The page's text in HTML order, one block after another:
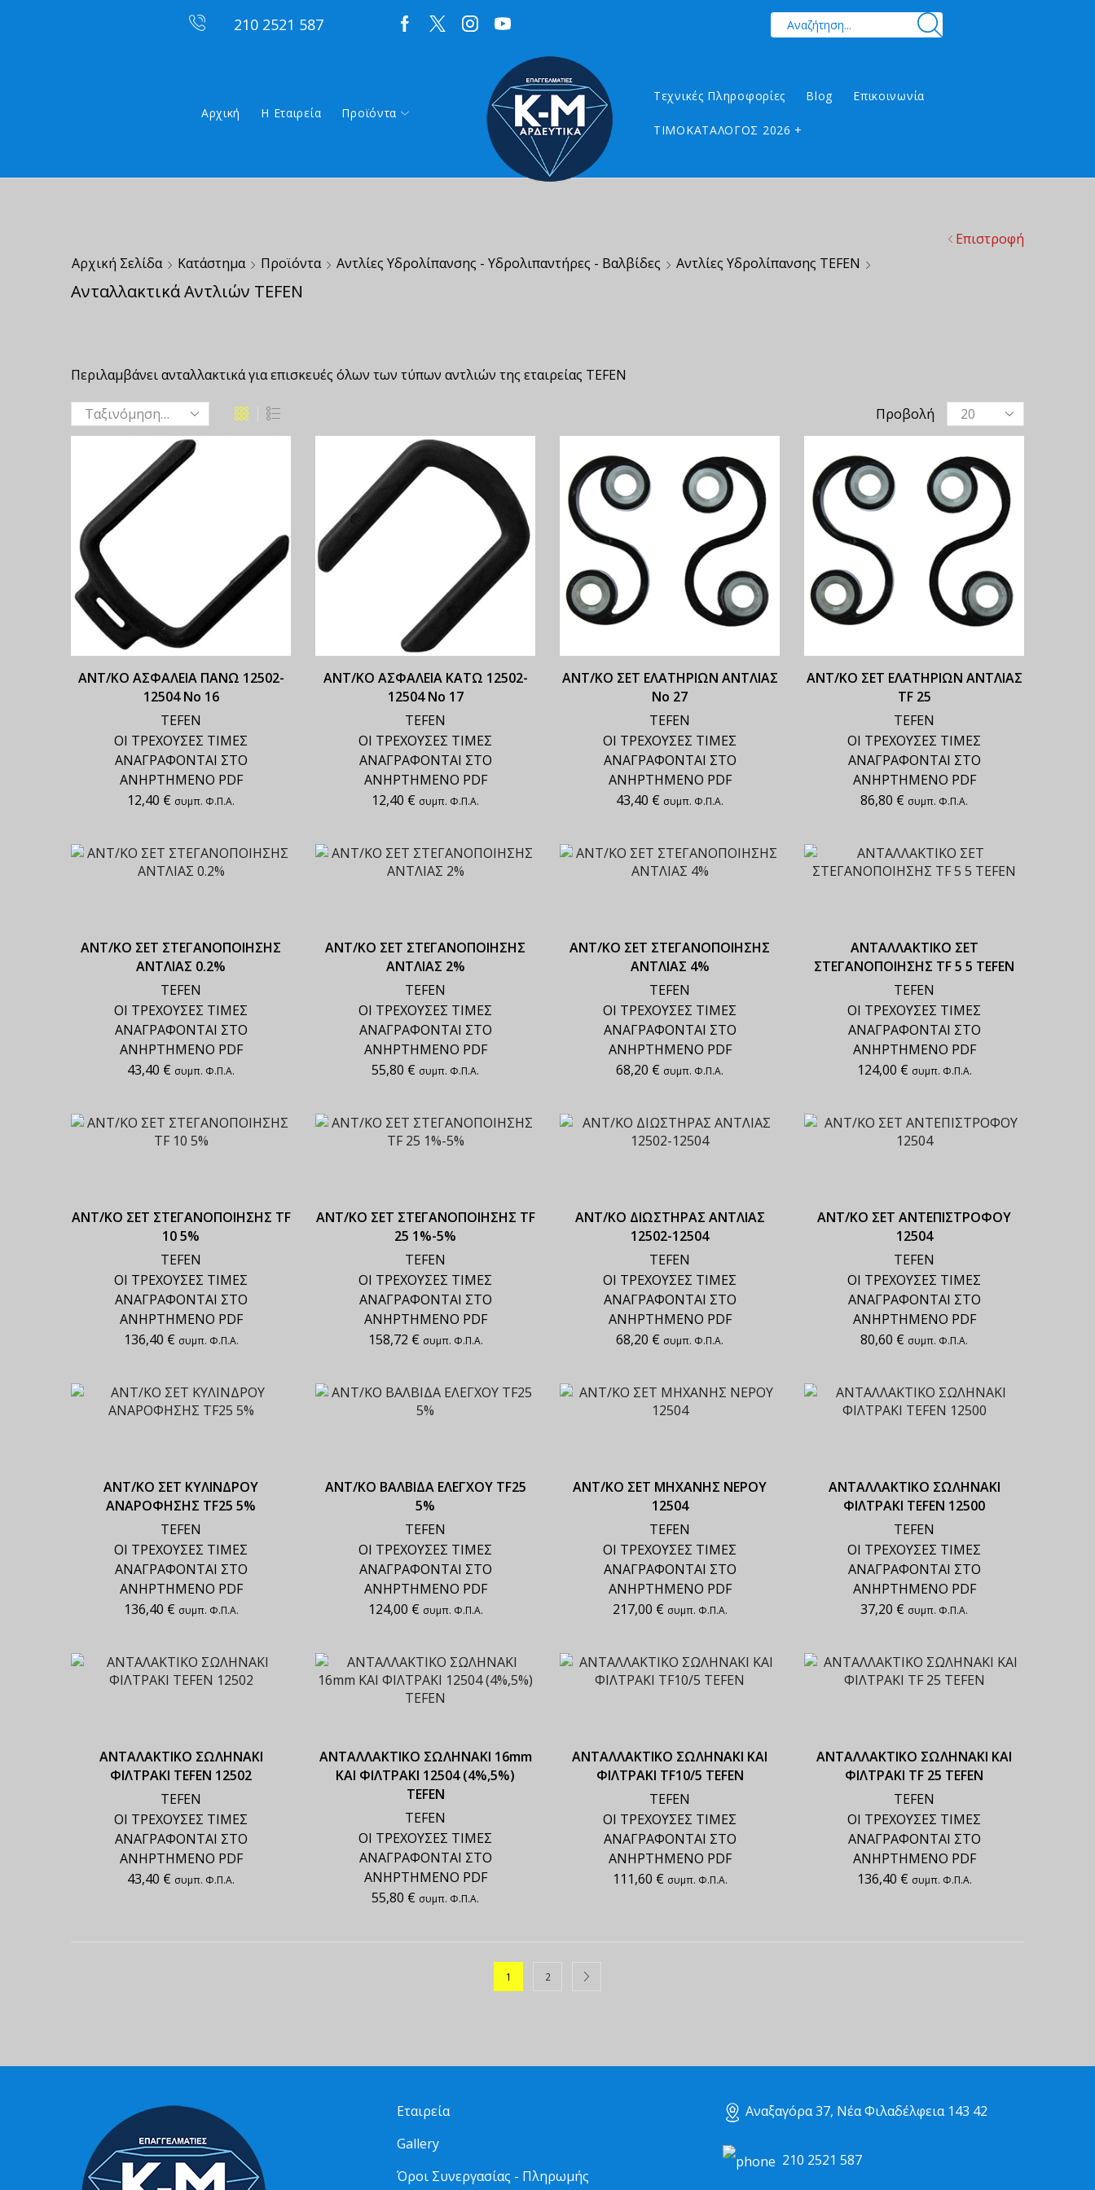
210 2521 587
Αρχική Η Εταιρεία Προϊόντα
Τεχνικές Πληροφορίες Blog Επικοινωνία
ΤΙΜΟΚΑΤΑΛΟΓΟΣ 2026 +
Αρχική Σελίδα Κατάστημα Προϊόντα Αντλίες Υδρολίπανσης - Υδρολιπαντήρες - Βαλβίδες Αντλίες Υδρολίπανσης TEFEN
Ανταλλακτικά Αντλιών TEFEN
Επιστροφή
Περιλαμβάνει ανταλλακτικά για επισκευές όλων των τύπων αντλιών της εταιρείας TEFEN
Προβολή
ΑΝΤ/ΚΟ ΑΣΦΑΛΕΙΑ ΠΑΝΩ 12502-
12504 Νο 16
TEFEN
ΟΙ ΤΡΕΧΟΥΣΕΣ ΤΙΜΕΣ
ΑΝΑΓΡΑΦΟΝΤΑΙ ΣΤΟ
ΑΝΗΡΤΗΜΕΝΟ PDF
12,40 € συμπ. Φ.Π.Α.
ΑΝΤ/ΚΟ ΑΣΦΑΛΕΙΑ ΚΑΤΩ 12502-
12504 Νο 17
TEFEN
ΟΙ ΤΡΕΧΟΥΣΕΣ ΤΙΜΕΣ
ΑΝΑΓΡΑΦΟΝΤΑΙ ΣΤΟ
ΑΝΗΡΤΗΜΕΝΟ PDF
12,40 € συμπ. Φ.Π.Α.
ΑΝΤ/ΚΟ ΣΕΤ ΕΛΑΤΗΡΙΩΝ ΑΝΤΛΙΑΣ
Νο 27
TEFEN
ΟΙ ΤΡΕΧΟΥΣΕΣ ΤΙΜΕΣ
ΑΝΑΓΡΑΦΟΝΤΑΙ ΣΤΟ
ΑΝΗΡΤΗΜΕΝΟ PDF
43,40 € συμπ. Φ.Π.Α.
ΑΝΤ/ΚΟ ΣΕΤ ΕΛΑΤΗΡΙΩΝ ΑΝΤΛΙΑΣ
TF 25
TEFEN
ΟΙ ΤΡΕΧΟΥΣΕΣ ΤΙΜΕΣ
ΑΝΑΓΡΑΦΟΝΤΑΙ ΣΤΟ
ΑΝΗΡΤΗΜΕΝΟ PDF
86,80 € συμπ. Φ.Π.Α.
ΑΝΤ/ΚΟ ΣΕΤ ΣΤΕΓΑΝΟΠΟΙΗΣΗΣ
ΑΝΤΛΙΑΣ 0.2%
TEFEN
ΟΙ ΤΡΕΧΟΥΣΕΣ ΤΙΜΕΣ
ΑΝΑΓΡΑΦΟΝΤΑΙ ΣΤΟ
ΑΝΗΡΤΗΜΕΝΟ PDF
43,40 € συμπ. Φ.Π.Α.
ΑΝΤ/ΚΟ ΣΕΤ ΣΤΕΓΑΝΟΠΟΙΗΣΗΣ
ΑΝΤΛΙΑΣ 2%
TEFEN
ΟΙ ΤΡΕΧΟΥΣΕΣ ΤΙΜΕΣ
ΑΝΑΓΡΑΦΟΝΤΑΙ ΣΤΟ
ΑΝΗΡΤΗΜΕΝΟ PDF
55,80 € συμπ. Φ.Π.Α.
ΑΝΤ/ΚΟ ΣΕΤ ΣΤΕΓΑΝΟΠΟΙΗΣΗΣ
ΑΝΤΛΙΑΣ 4%
TEFEN
ΟΙ ΤΡΕΧΟΥΣΕΣ ΤΙΜΕΣ
ΑΝΑΓΡΑΦΟΝΤΑΙ ΣΤΟ
ΑΝΗΡΤΗΜΕΝΟ PDF
68,20 € συμπ. Φ.Π.Α.
ΑΝΤΑΛΛΑΚΤΙΚΟ ΣΕΤ
ΣΤΕΓΑΝΟΠΟΙΗΣΗΣ TF 5 5 TEFEN
TEFEN
ΟΙ ΤΡΕΧΟΥΣΕΣ ΤΙΜΕΣ
ΑΝΑΓΡΑΦΟΝΤΑΙ ΣΤΟ
ΑΝΗΡΤΗΜΕΝΟ PDF
124,00 € συμπ. Φ.Π.Α.
ΑΝΤ/ΚΟ ΣΕΤ ΣΤΕΓΑΝΟΠΟΙΗΣΗΣ TF
10 5%
TEFEN
ΟΙ ΤΡΕΧΟΥΣΕΣ ΤΙΜΕΣ
ΑΝΑΓΡΑΦΟΝΤΑΙ ΣΤΟ
ΑΝΗΡΤΗΜΕΝΟ PDF
136,40 € συμπ. Φ.Π.Α.
ΑΝΤ/ΚΟ ΣΕΤ ΣΤΕΓΑΝΟΠΟΙΗΣΗΣ TF
25 1%-5%
TEFEN
ΟΙ ΤΡΕΧΟΥΣΕΣ ΤΙΜΕΣ
ΑΝΑΓΡΑΦΟΝΤΑΙ ΣΤΟ
ΑΝΗΡΤΗΜΕΝΟ PDF
158,72 € συμπ. Φ.Π.Α.
ΑΝΤ/ΚΟ ΔΙΩΣΤΗΡΑΣ ΑΝΤΛΙΑΣ
12502-12504
TEFEN
ΟΙ ΤΡΕΧΟΥΣΕΣ ΤΙΜΕΣ
ΑΝΑΓΡΑΦΟΝΤΑΙ ΣΤΟ
ΑΝΗΡΤΗΜΕΝΟ PDF
68,20 € συμπ. Φ.Π.Α.
ΑΝΤ/ΚΟ ΣΕΤ ΑΝΤΕΠΙΣΤΡΟΦΟΥ
12504
TEFEN
ΟΙ ΤΡΕΧΟΥΣΕΣ ΤΙΜΕΣ
ΑΝΑΓΡΑΦΟΝΤΑΙ ΣΤΟ
ΑΝΗΡΤΗΜΕΝΟ PDF
80,60 € συμπ. Φ.Π.Α.
ΑΝΤ/ΚΟ ΣΕΤ ΚΥΛΙΝΔΡΟΥ
ΑΝΑΡΟΦΗΣΗΣ TF25 5%
TEFEN
ΟΙ ΤΡΕΧΟΥΣΕΣ ΤΙΜΕΣ
ΑΝΑΓΡΑΦΟΝΤΑΙ ΣΤΟ
ΑΝΗΡΤΗΜΕΝΟ PDF
136,40 € συμπ. Φ.Π.Α.
ΑΝΤ/ΚΟ ΒΑΛΒΙΔΑ ΕΛΕΓΧΟΥ TF25
5%
TEFEN
ΟΙ ΤΡΕΧΟΥΣΕΣ ΤΙΜΕΣ
ΑΝΑΓΡΑΦΟΝΤΑΙ ΣΤΟ
ΑΝΗΡΤΗΜΕΝΟ PDF
124,00 € συμπ. Φ.Π.Α.
ΑΝΤ/ΚΟ ΣΕΤ ΜΗΧΑΝΗΣ ΝΕΡΟΥ
12504
TEFEN
ΟΙ ΤΡΕΧΟΥΣΕΣ ΤΙΜΕΣ
ΑΝΑΓΡΑΦΟΝΤΑΙ ΣΤΟ
ΑΝΗΡΤΗΜΕΝΟ PDF
217,00 € συμπ. Φ.Π.Α.
ΑΝΤΑΛΛΑΚΤΙΚΟ ΣΩΛΗΝΑΚΙ
ΦΙΛΤΡΑΚΙ TEFEN 12500
TEFEN
ΟΙ ΤΡΕΧΟΥΣΕΣ ΤΙΜΕΣ
ΑΝΑΓΡΑΦΟΝΤΑΙ ΣΤΟ
ΑΝΗΡΤΗΜΕΝΟ PDF
37,20 € συμπ. Φ.Π.Α.
ΑΝΤΑΛΑΚΤΙΚΟ ΣΩΛΗΝΑΚΙ
ΦΙΛΤΡΑΚΙ TEFEN 12502
TEFEN
ΟΙ ΤΡΕΧΟΥΣΕΣ ΤΙΜΕΣ
ΑΝΑΓΡΑΦΟΝΤΑΙ ΣΤΟ
ΑΝΗΡΤΗΜΕΝΟ PDF
43,40 € συμπ. Φ.Π.Α.
ΑΝΤΑΛΛΑΚΤΙΚΟ ΣΩΛΗΝΑΚΙ 16mm
ΚΑΙ ΦΙΛΤΡΑΚΙ 12504 (4%,5%)
TEFEN
TEFEN
ΟΙ ΤΡΕΧΟΥΣΕΣ ΤΙΜΕΣ
ΑΝΑΓΡΑΦΟΝΤΑΙ ΣΤΟ
ΑΝΗΡΤΗΜΕΝΟ PDF
55,80 € συμπ. Φ.Π.Α.
ΑΝΤΑΛΛΑΚΤΙΚΟ ΣΩΛΗΝΑΚΙ ΚΑΙ
ΦΙΛΤΡΑΚΙ TF10/5 TEFEN
TEFEN
ΟΙ ΤΡΕΧΟΥΣΕΣ ΤΙΜΕΣ
ΑΝΑΓΡΑΦΟΝΤΑΙ ΣΤΟ
ΑΝΗΡΤΗΜΕΝΟ PDF
111,60 € συμπ. Φ.Π.Α.
ΑΝΤΑΛΛΑΚΤΙΚΟ ΣΩΛΗΝΑΚΙ ΚΑΙ
ΦΙΛΤΡΑΚΙ TF 25 TEFEN
TEFEN
ΟΙ ΤΡΕΧΟΥΣΕΣ ΤΙΜΕΣ
ΑΝΑΓΡΑΦΟΝΤΑΙ ΣΤΟ
ΑΝΗΡΤΗΜΕΝΟ PDF
136,40 € συμπ. Φ.Π.Α.
1 2
Εταιρεία
Gallery
Όροι Συνεργασίας - Πληρωμής
Αναξαγόρα 37, Νέα Φιλαδέλφεια 143 42
210 2521 587